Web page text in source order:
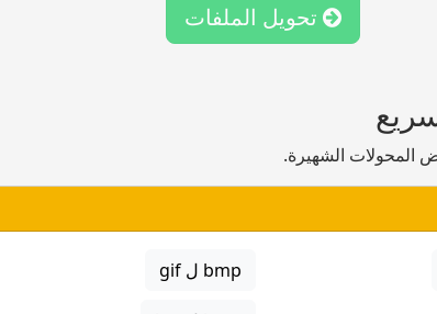
تحويل الملفات
المحولات الشهيرة.
bmp ل gif